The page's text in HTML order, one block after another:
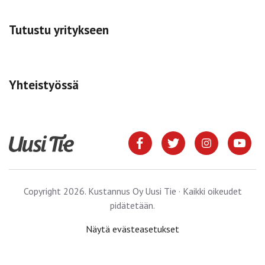
Tutustu yritykseen
Yhteistyössä
Copyright 2026. Kustannus Oy Uusi Tie · Kaikki oikeudet
pidätetään.
Näytä evästeasetukset